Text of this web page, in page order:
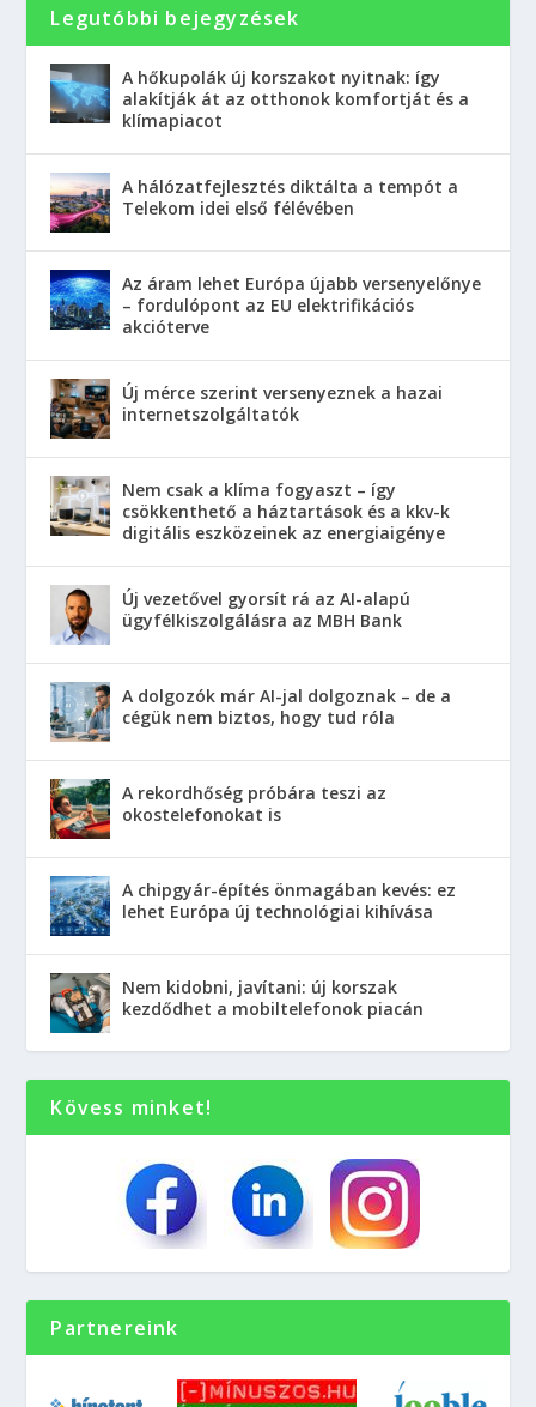
Legutóbbi bejegyzések
A hőkupolák új korszakot nyitnak: így
alakítják át az otthonok komfortját és a
klímapiacot
A hálózatfejlesztés diktálta a tempót a
Telekom idei első félévében
Az áram lehet Európa újabb versenyelőnye
– fordulópont az EU elektrifikációs
akcióterve
Új mérce szerint versenyeznek a hazai
internetszolgáltatók
Nem csak a klíma fogyaszt – így
csökkenthető a háztartások és a kkv-k
digitális eszközeinek az energiaigénye
Új vezetővel gyorsít rá az AI-alapú
ügyfélkiszolgálásra az MBH Bank
A dolgozók már AI-jal dolgoznak – de a
cégük nem biztos, hogy tud róla
A rekordhőség próbára teszi az
okostelefonokat is
A chipgyár-építés önmagában kevés: ez
lehet Európa új technológiai kihívása
Nem kidobni, javítani: új korszak
kezdődhet a mobiltelefonok piacán
Kövess minket!
Partnereink